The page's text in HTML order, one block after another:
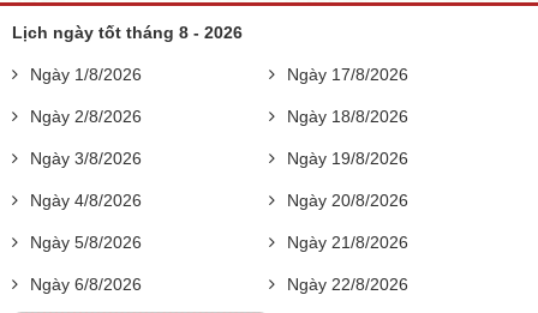
Lịch ngày tốt tháng 8 - 2026
Ngày 1/8/2026
Ngày 2/8/2026
Ngày 3/8/2026
Ngày 4/8/2026
Ngày 5/8/2026
Ngày 6/8/2026
Ngày 17/8/2026
Ngày 18/8/2026
Ngày 19/8/2026
Ngày 20/8/2026
Ngày 21/8/2026
Ngày 22/8/2026